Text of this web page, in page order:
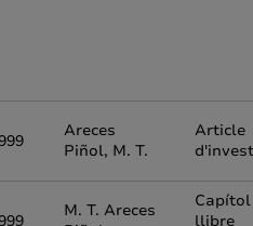
Areces
Piñol, M. T.
Article
M. T. Areces
llibre